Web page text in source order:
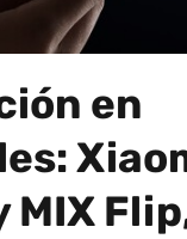
en
MIX